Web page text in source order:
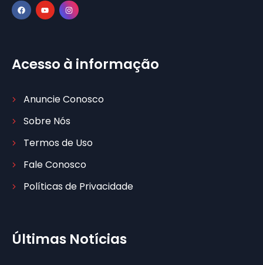
Acesso à informação
Anuncie Conosco
Sobre Nós
Termos de Uso
Fale Conosco
Políticas de Privacidade
Últimas Notícias